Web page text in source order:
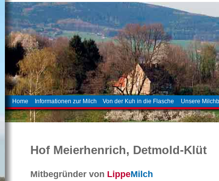
Home Informationen zur Milch Von der Kuh in die Flasche Unsere
Hof Meierhenrich, Detmold-Klüt
Mitbegründer von LippeMilch